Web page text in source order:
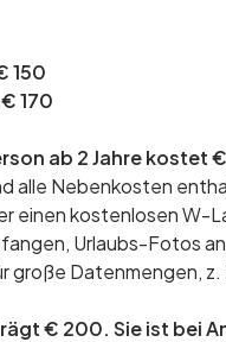
150
170
ab 2 Jahre kostet
alle Nebenkosten
einen kostenlosen W-
Urlaubs-Fotos
große Datenmengen,
€ 200. Sie ist bei